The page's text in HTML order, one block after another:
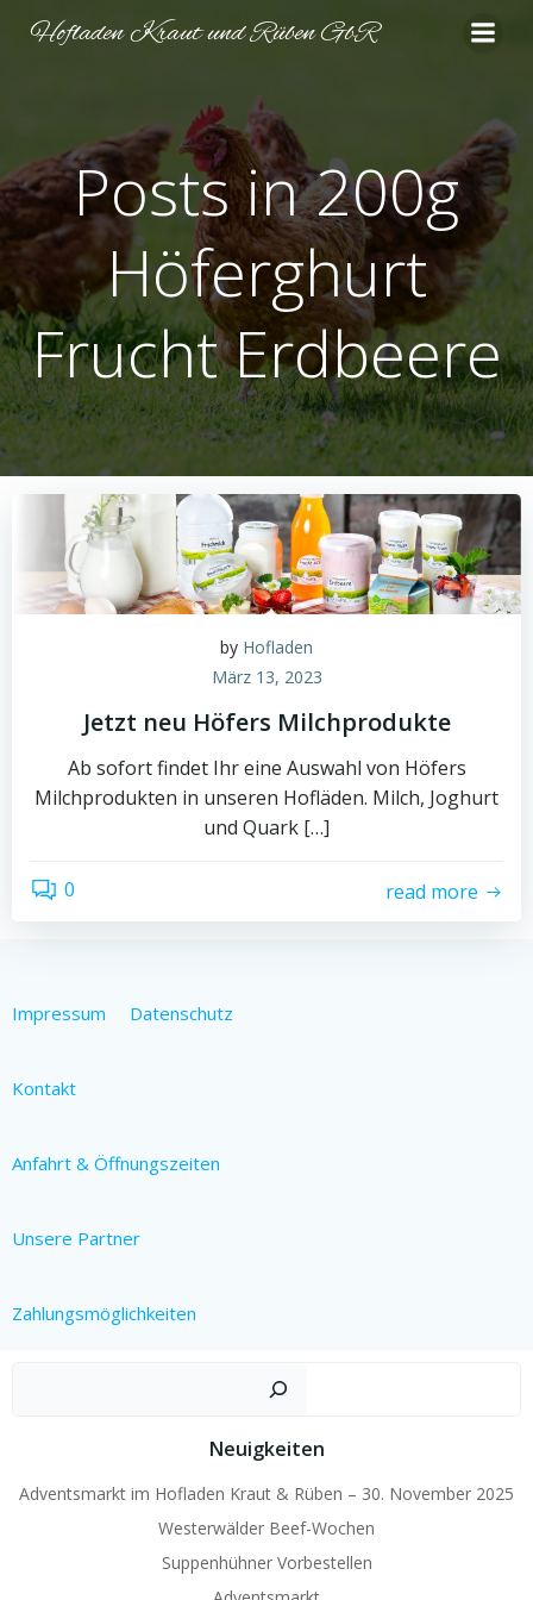
Inhalt
Hofladen Kraut und Rüben GbR
Posts in 200g
Höferghurt
Frucht Erdbeere
by Hofladen
März 13, 2023
Jetzt neu Höfers Milchprodukte
Ab sofort findet Ihr eine Auswahl von Höfers
Milchprodukten in unseren Hofläden. Milch, Joghurt
und Quark […]
0 read more
Impressum Datenschutz
Kontakt
Anfahrt & Öffnungszeiten
Unsere Partner
Zahlungsmöglichkeiten
Neuigkeiten
Adventsmarkt im Hofladen Kraut & Rüben – 30. November 2025
Westerwälder Beef-Wochen
Suppenhühner Vorbestellen